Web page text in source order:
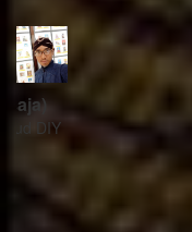
ꦱꦼꦏꦽꦠꦫꦶꦪꦠ꧀
ꦏꦩ꧀ꦥꦸꦁꦄꦏ꧀ꦱꦫꦥꦕꦶꦧꦶꦠ
ꦧꦶꦤ꧀ꦠꦫꦤ꧀ꦮꦺꦠꦤ꧀ꦱꦿꦶꦩꦸꦭ꧀ꦚꦥꦶꦪꦸꦁ
ꦔꦤ꧀ꦧꦤ꧀ꦠꦸꦭ꧀ꦪꦺꦴꦒ꧀ꦚꦏꦂꦠ